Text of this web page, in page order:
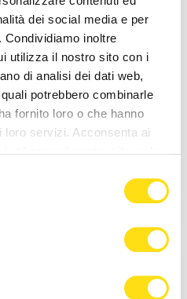
dei social media e per
inoltre
utilizza il nostro sito con i
di analisi dei dati web,
potrebbero combinarle
fornito loro o che hanno
servizi. Acconsenta ai
unione in Europa,